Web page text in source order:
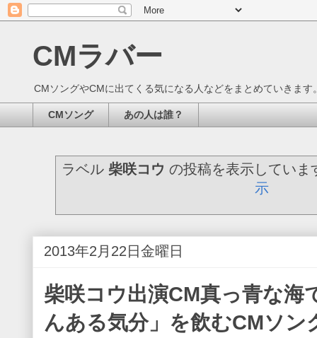
CMラバー
CMソングやCMに出てくる気になる人などをまとめていきます
CMソング あの人は誰？
ラベル 柴咲コウ の投稿を表示してい
示
2013年2月22日金曜日
柴咲コウ出演CM真っ青な海
んある気分」を飲むCMソン